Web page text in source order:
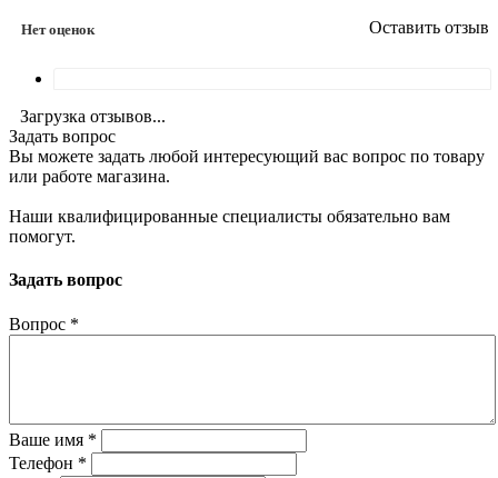
Нет оценок Оставить отзыв
Загрузка отзывов...
Задать вопрос
Вы можете задать любой интересующий вас вопрос по товару
или работе магазина.
Наши квалифицированные специалисты обязательно вам
помогут.
Задать вопрос
Вопрос *
Ваше имя *
Телефон *